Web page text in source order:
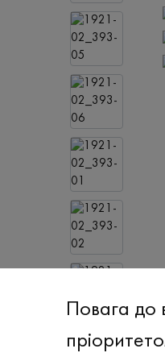
Повага до